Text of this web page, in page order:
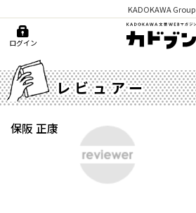
KADOKAWA Group
ログイン
レビュアー
保阪 正康